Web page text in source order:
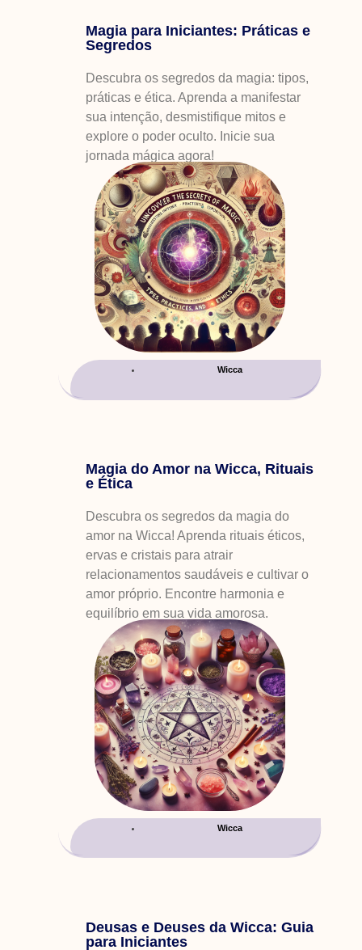
Magia para Iniciantes: Práticas e
Segredos
Descubra os segredos da magia: tipos,
práticas e ética. Aprenda a manifestar
sua intenção, desmistifique mitos e
explore o poder oculto. Inicie sua
jornada mágica agora!
Wicca
Magia do Amor na Wicca, Rituais
e Ética
Descubra os segredos da magia do
amor na Wicca! Aprenda rituais éticos,
ervas e cristais para atrair
relacionamentos saudáveis e cultivar o
amor próprio. Encontre harmonia e
equilíbrio em sua vida amorosa.
Wicca
Deusas e Deuses da Wicca: Guia
para Iniciantes